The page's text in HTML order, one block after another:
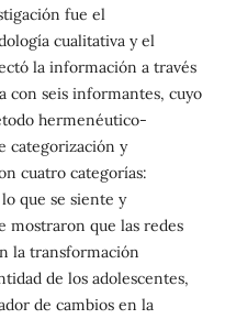
fue el
cualitativa y el
la información a través
con seis informantes, cuyo
hermenéutico-
categorización y
cuatro categorías:
que se siente y
mostraron que las redes
la transformación
de los adolescentes,
de cambios en la